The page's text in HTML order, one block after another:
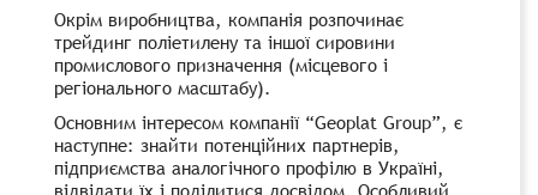
Окрім виробництва, компанія розпочинає
трейдинг поліетилену та іншої сировини
промислового призначення (місцевого і
регіонального масштабу).
Основним інтересом компанії “Geoplat Group”, є
наступне: знайти потенційних партнерів,
підприємства аналогічного профілю в Україні,
відвідати їх і поділитися досвідом. Особливий